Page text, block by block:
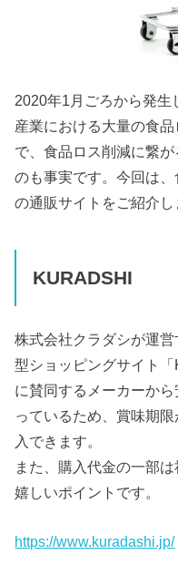
2020年1月ごろから発生
産業における大量の食
で、食品ロス削減に繋
のも事実です。今回は
の通販サイトをご紹介し
KURADSHI
株式会社クラダシが運
型ショッピングサイト
に賛同するメーカーか
っているため、賞味期
入できます。
また、購入代金の一部
嬉しいポイントです。
https://www.kuradashi.jp/